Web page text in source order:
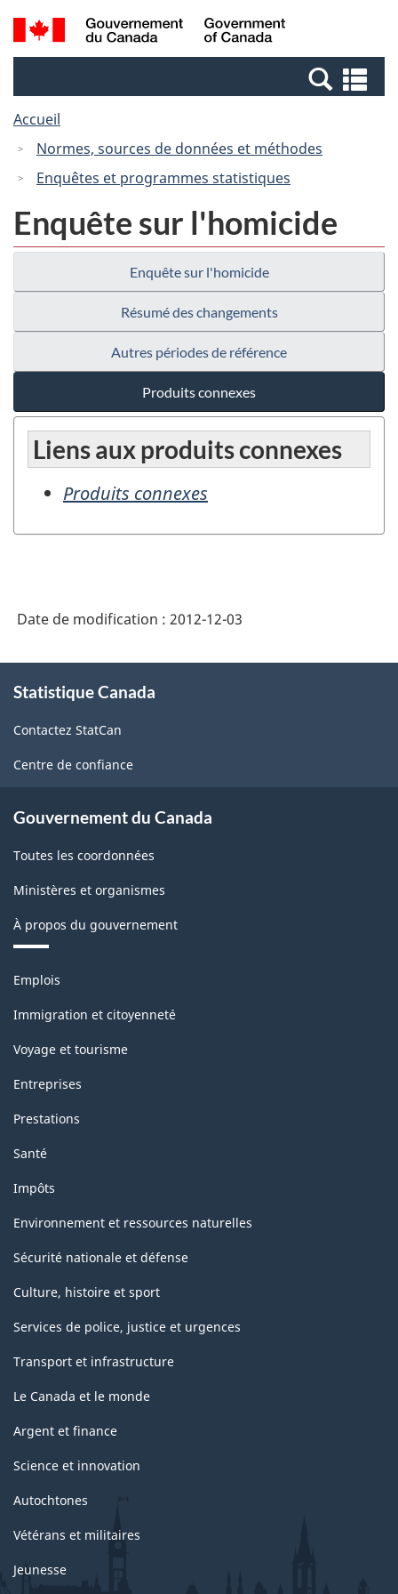
Passer
au
Passer
à
Canada
Recherche
et
et
Accueil
Normes, sources de données et méthodes
Enquêtes et programmes statistiques
Enquête sur l'homicide
Enquête sur l'homicide
Résumé des changements
Autres périodes de référence
Produits connexes
Liens aux produits connexes
Produits connexes
Date de modification : 2012-12-03
propos
ce
site
Statistique Canada
Contactez StatCan
Centre de confiance
Gouvernement du Canada
Toutes les coordonnées
Ministères et organismes
À propos du gouvernement
Thèmes
sujets
Emplois
Immigration et citoyenneté
Voyage et tourisme
Entreprises
Prestations
Santé
Impôts
Environnement et ressources naturelles
Sécurité nationale et défense
Culture, histoire et sport
Services de police, justice et urgences
Transport et infrastructure
Le Canada et le monde
Argent et finance
Science et innovation
Autochtones
Vétérans et militaires
Jeunesse